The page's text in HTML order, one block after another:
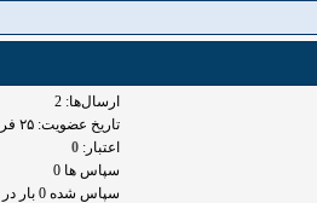
ارسال‌ها: 2
تاریخ عضویت: ۲۵ فروردين ۱۳۹۰
اعتبار: 0
سپاس ها 0
سپاس شده 0 بار در 0 ارسال